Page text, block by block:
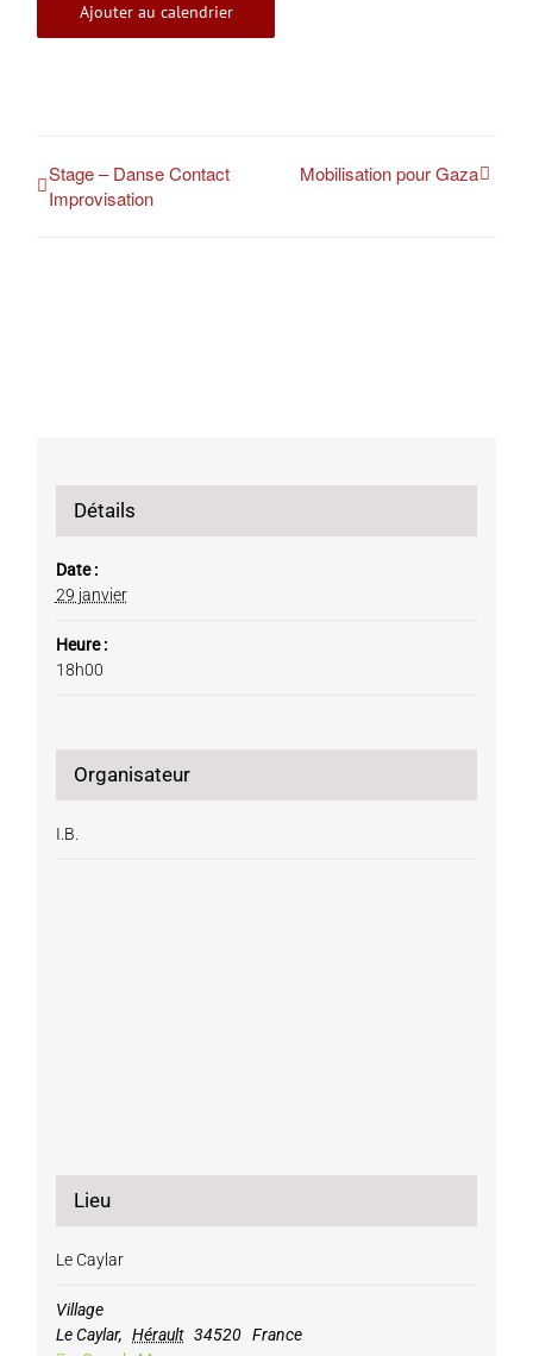
Ajouter au calendrier
Stage – Danse Contact
Improvisation
Mobilisation pour Gaza
Détails
Date :
29 janvier
Heure :
18h00
Organisateur
I.B.
Lieu
Le Caylar
Village
Le Caylar, Hérault 34520 France